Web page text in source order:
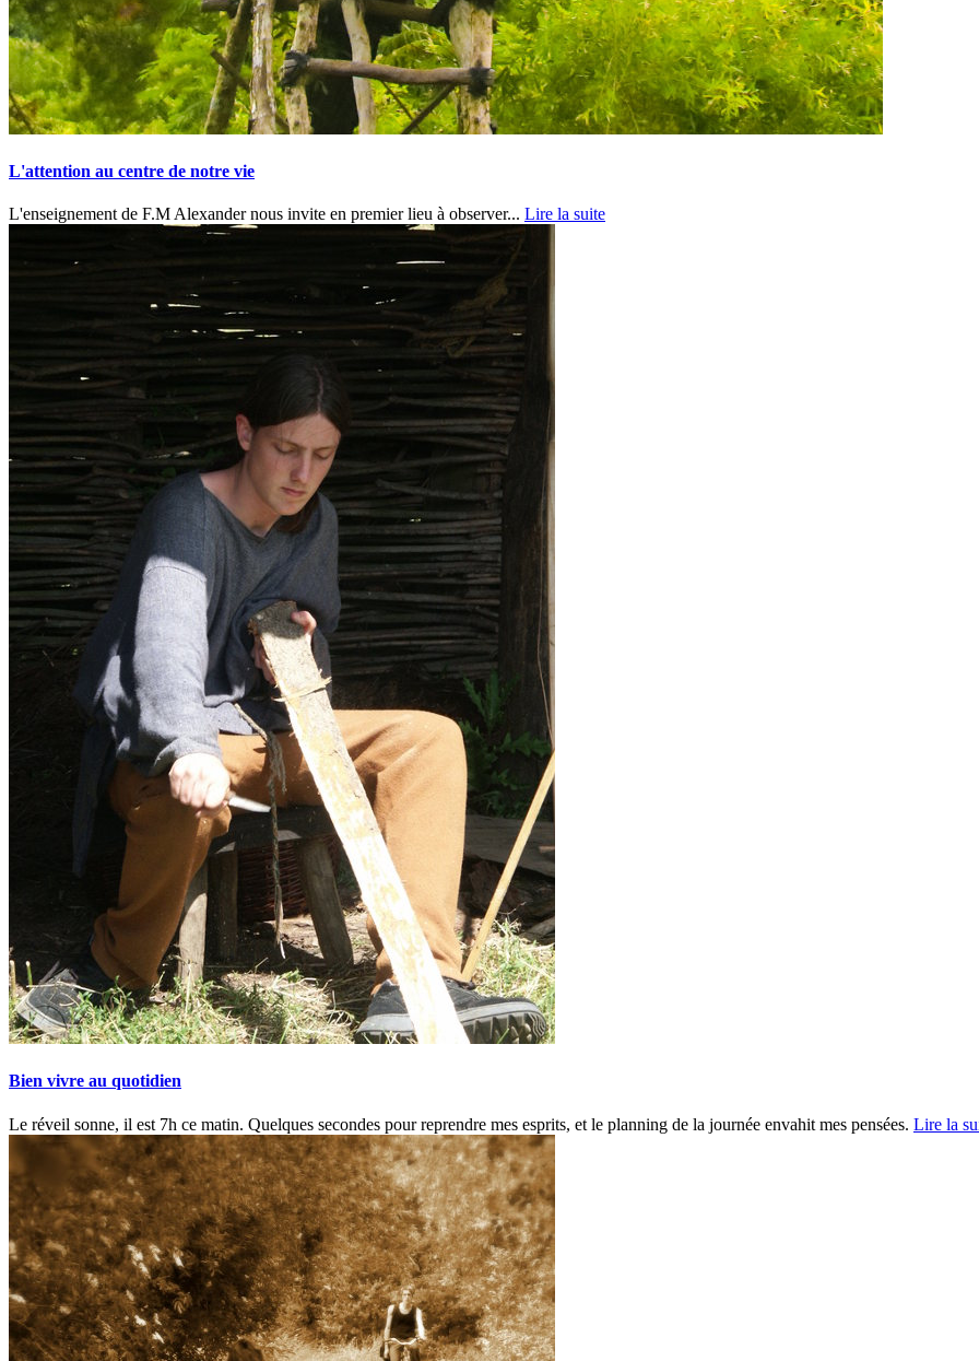
L'attention au centre de notre vie
L'enseignement de F.M Alexander nous invite en premier lieu à observer... Lire la suite
Bien vivre au quotidien
Le réveil sonne, il est 7h ce matin. Quelques secondes pour reprendre mes esprits, et le planning de la journée envahit mes pensées. Lire la